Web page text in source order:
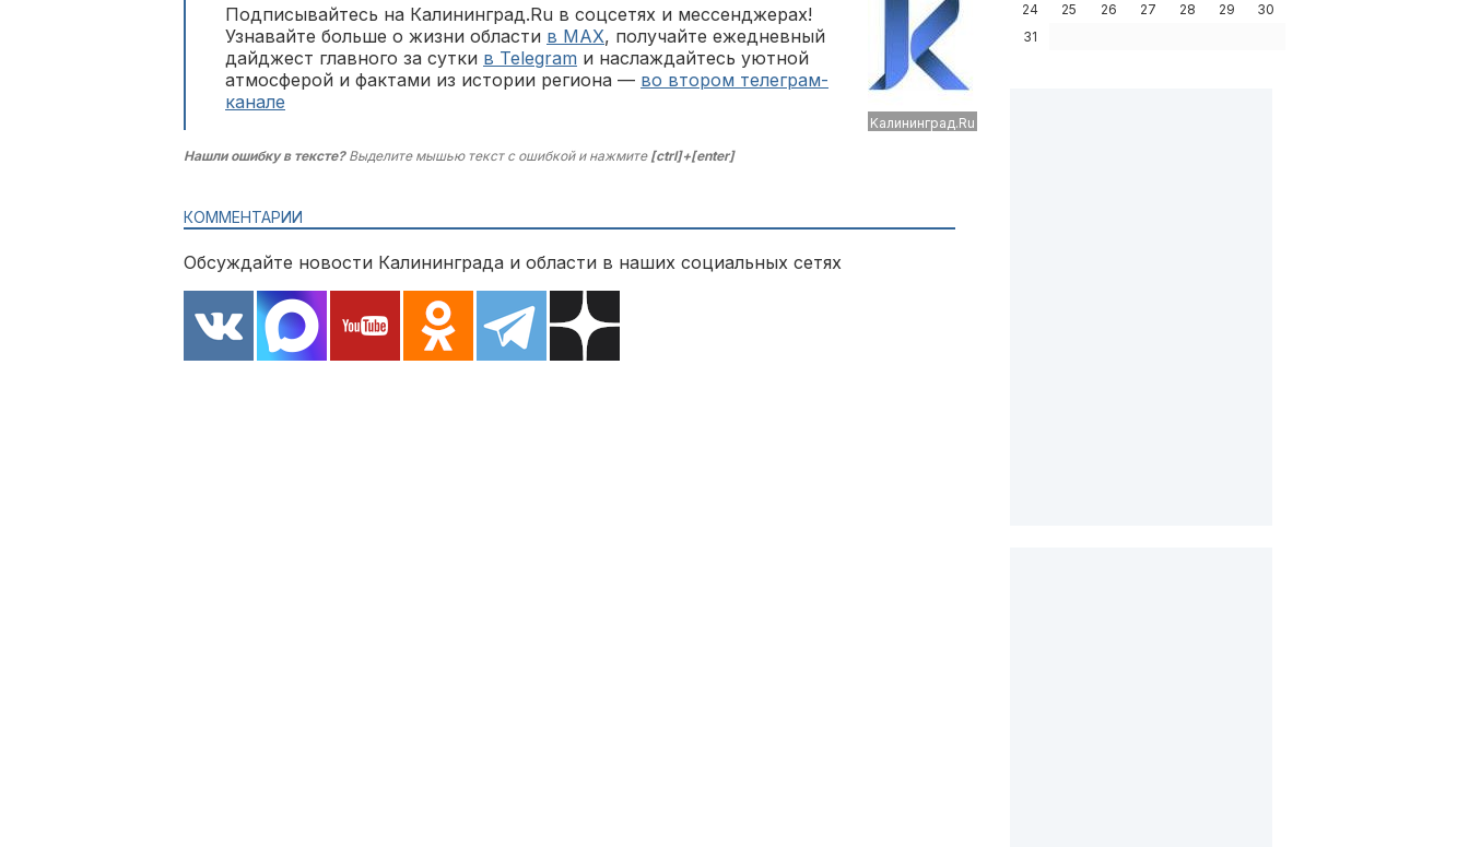
Kaлининград.Ru
Подписывайтесь на Калининград.Ru в соцсетях и мессенджерах!
Узнавайте больше о жизни области в MAX, получайте ежедневный
дайджест главного за сутки в Telegram и наслаждайтесь уютной
атмосферой и фактами из истории региона — во втором телеграм-
канале
Нашли ошибку в тексте?Выделите мышью текст с ошибкой и нажмите [ctrl]+[enter]
КОММЕНТАРИИ
Обсуждайте новости Калининграда и области в наших социальных сетях
24
25 26 27 28 29
30
31